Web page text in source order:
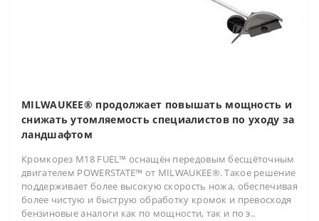
MILWAUKEE® продолжает повышать мощность и
снижать утомляемость специалистов по уходу за
ландшафтом
Кромкорез M18 FUEL™ оснащён передовым бесщёточным
двигателем POWERSTATE™ от MILWAUKEE®. Такое решение
поддерживает более высокую скорость ножа, обеспечивая
более чистую и быструю обработку кромок и превосходя
бензиновые аналоги как по мощности, так и по э..